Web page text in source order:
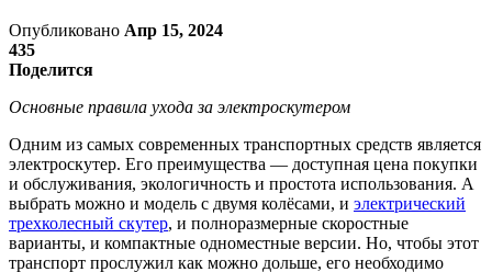
Опубликовано Апр 15, 2024
435
Поделится
Основные правила ухода за электроскутером
Одним из самых современных транспортных средств является
электроскутер. Его преимущества — доступная цена покупки
и обслуживания, экологичность и простота использования. А
выбрать можно и модель с двумя колёсами, и электрический
трехколесный скутер, и полноразмерные скоростные
варианты, и компактные одноместные версии. Но, чтобы этот
транспорт прослужил как можно дольше, его необходимо